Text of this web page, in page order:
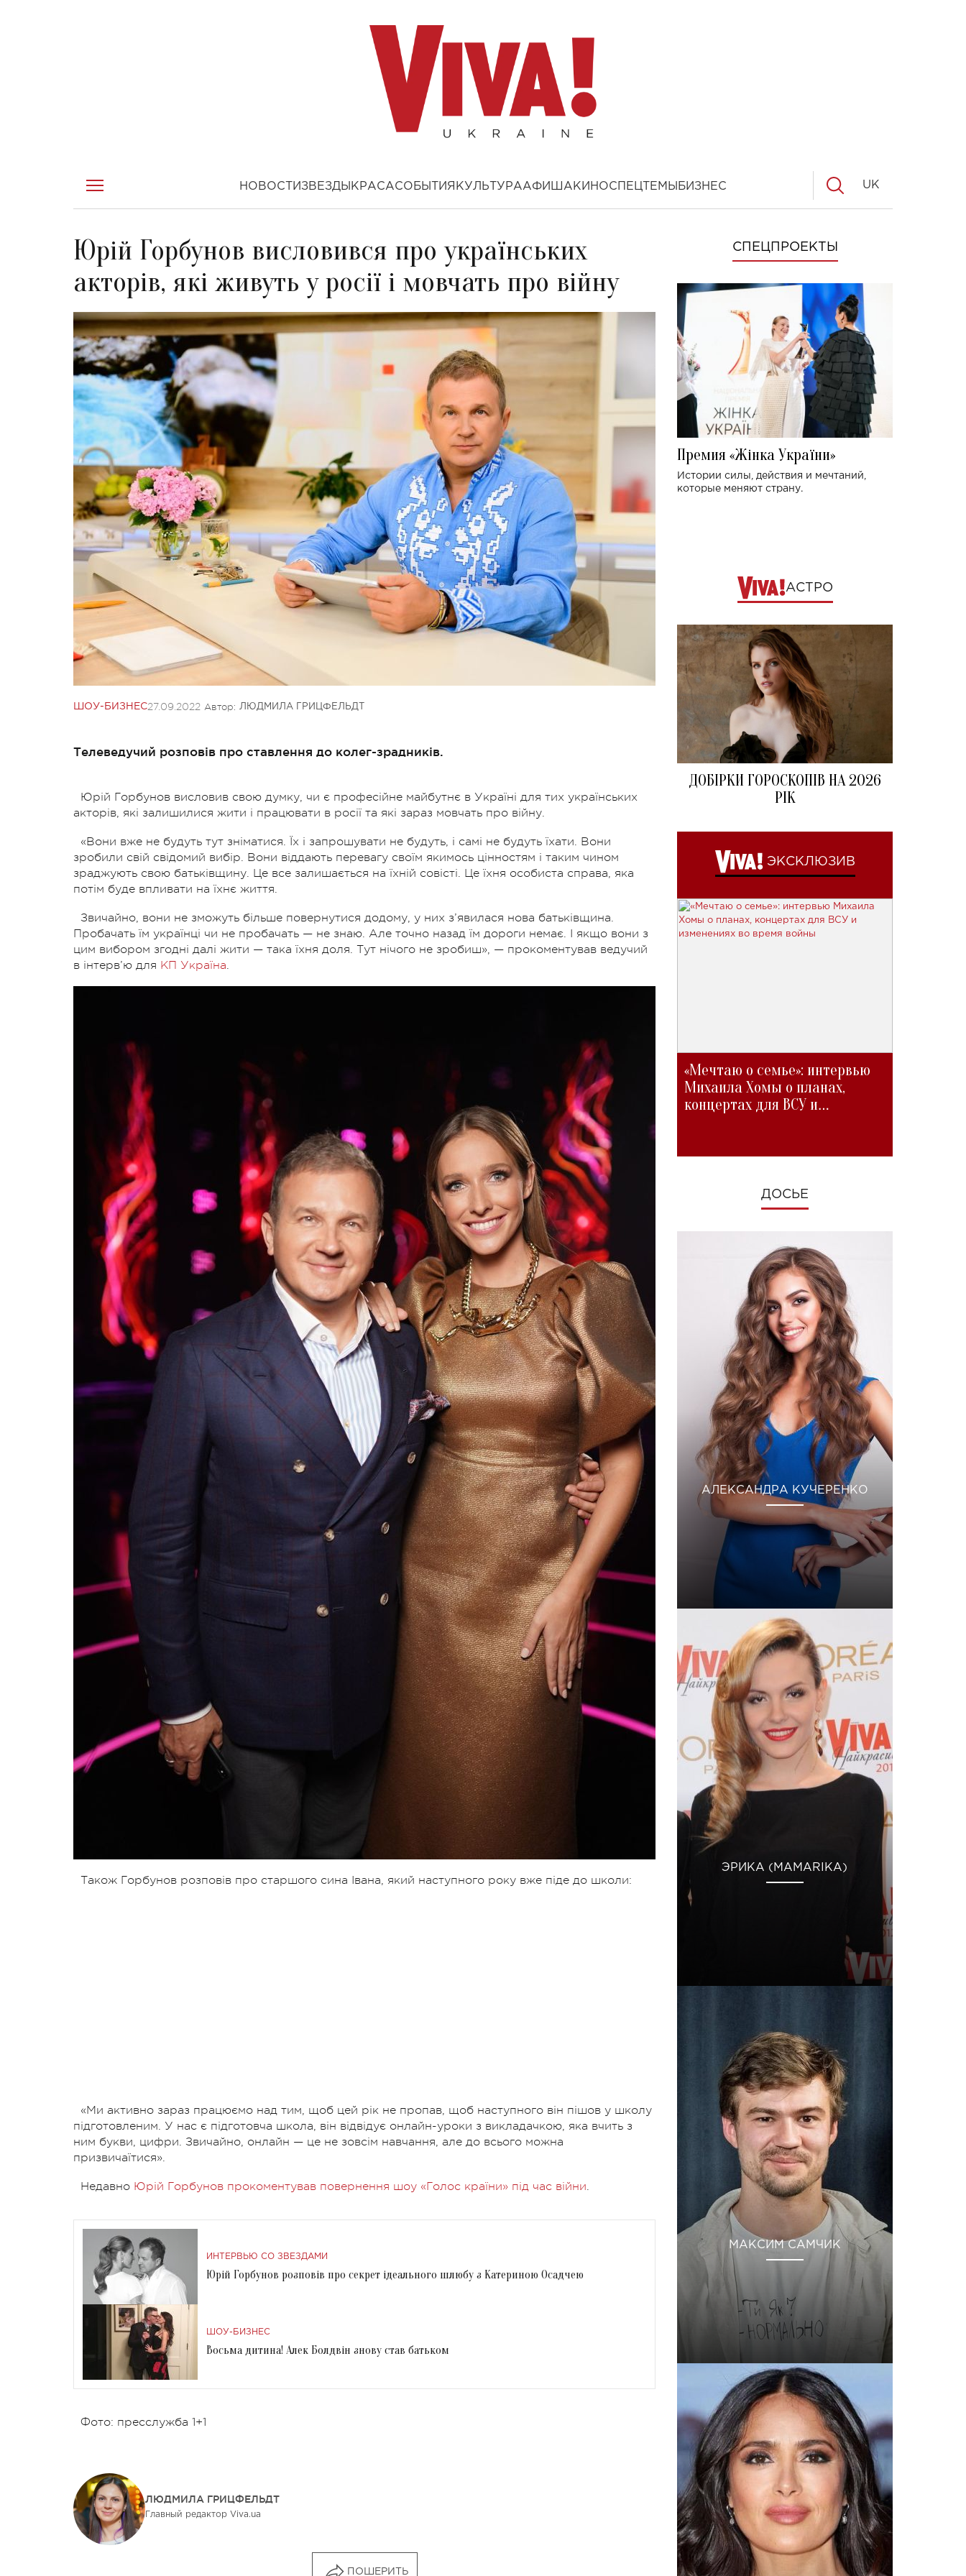
НОВОСТИ ЗВЕЗДЫ КРАСАСОБЫТИЯ КУЛЬТУРААФИША КИНОСПЕЦТЕМЫ БИЗНЕС UK
Юрій Горбунов висловився про українських
акторів, які живуть у росії і мовчать про війну
ШОУ-БИЗНЕС27.09.2022 Автор: ЛЮДМИЛА ГРИЦФЕЛЬДТ
Телеведучий розповів про ставлення до колег-зрадників.
Юрій Горбунов висловив свою думку, чи є професійне майбутнє в Україні для тих українських
акторів, які залишилися жити і працювати в росії та які зараз мовчать про війну.
«Вони вже не будуть тут зніматися. Їх і запрошувати не будуть, і самі не будуть їхати. Вони
зробили свій свідомий вибір. Вони віддають перевагу своїм якимось цінностям і таким чином
зраджують свою батьківщину. Це все залишається на їхній совісті. Це їхня особиста справа, яка
потім буде впливати на їхнє життя.
Звичайно, вони не зможуть більше повернутися додому, у них з’явилася нова батьківщина.
Пробачать їм українці чи не пробачать — не знаю. Але точно назад їм дороги немає. І якщо вони з
цим вибором згодні далі жити — така їхня доля. Тут нічого не зробиш», — прокоментував ведучий
в інтерв’ю для КП Україна.
Також Горбунов розповів про старшого сина Івана, який наступного року вже піде до школи:
«Ми активно зараз працюємо над тим, щоб цей рік не пропав, щоб наступного він пішов у школу
підготовленим. У нас є підготовча школа, він відвідує онлайн-уроки з викладачкою, яка вчить з
ним букви, цифри. Звичайно, онлайн — це не зовсім навчання, але до всього можна
призвичаїтися».
Недавно Юрій Горбунов прокоментував повернення шоу «Голос країни» під час війни.
ИНТЕРВЬЮ СО ЗВЕЗДАМИ
Юрій Горбунов розповів про секрет ідеального шлюбу з Катериною Осадчею
ШОУ-БИЗНЕС
Восьма дитина! Алек Болдвін знову став батьком
Фото: пресслужба 1+1
ЛЮДМИЛА ГРИЦФЕЛЬДТ
Главный редактор Viva.ua
ПОШЕРИТЬ
СПЕЦПРОЕКТЫ
Премия «Жінка України»
Истории силы, действия и мечтаний,
которые меняют страну.
АСТРО
ДОБІРКИ ГОРОСКОПІВ НА 2026
РІК
ЭКСКЛЮЗИВ
«Мечтаю о семье»: интервью
Михаила Хомы о планах,
концертах для ВСУ и
ДОСЬЕ
АЛЕКСАНДРА КУЧЕРЕНКО
ЭРИКА (MAMARIKA)
МАКСИМ САМЧИК